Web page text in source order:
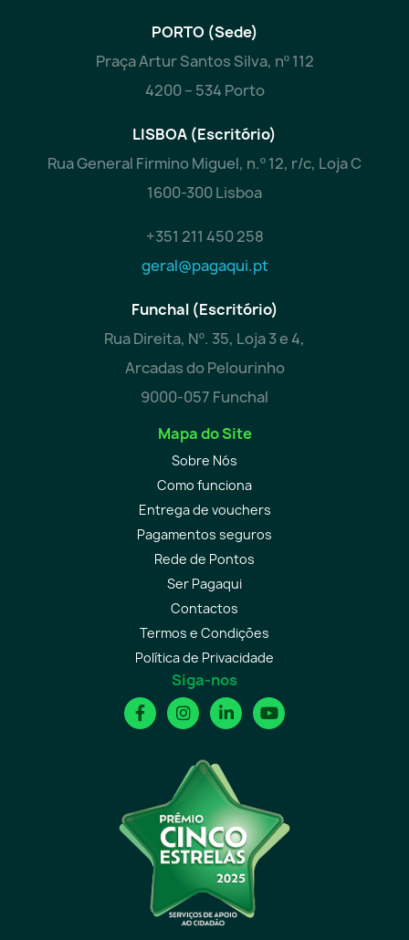
PORTO (Sede)
Praça Artur Santos Silva, nº 112
4200 – 534 Porto
LISBOA (Escritório)
Rua General Firmino Miguel, n.º 12, r/c, Loja C
1600-300 Lisboa
+351 211 450 258
geral@pagaqui.pt
Funchal (Escritório)
Rua Direita, Nº. 35, Loja 3 e 4,
Arcadas do Pelourinho
9000-057 Funchal
Mapa do Site
Sobre Nós
Como funciona
Entrega de vouchers
Pagamentos seguros
Rede de Pontos
Ser Pagaqui
Contactos
Termos e Condições
Política de Privacidade
Siga-nos